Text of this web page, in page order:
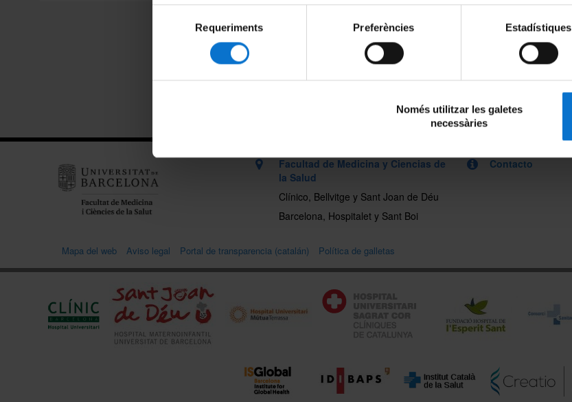
consentiment
Requeriments Preferències Estadístiques
Només utilitzar les galetes
necessàries
Facultad de Medicina y Ciencias de
la Salud
Clínico, Bellvitge y Sant Joan de Déu
Barcelona, Hospitalet y Sant Boi
Contacto
Mapa del web Aviso legal Portal de transparencia (catalán) Política de galletas